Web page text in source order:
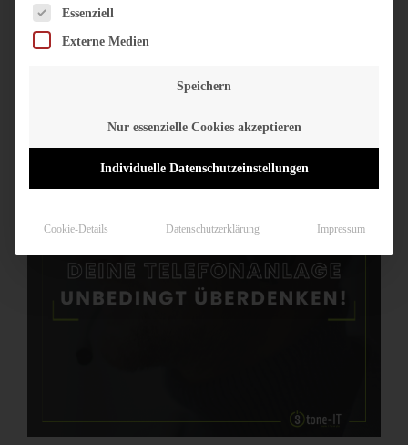
Es folgt eine Liste der Service-Gruppen, für die eine
Essenziell
Externe Medien
Speichern
Nur essenzielle Cookies akzeptieren
Individuelle Datenschutzeinstellungen
Cookie-Details Datenschutzerklärung Impressum